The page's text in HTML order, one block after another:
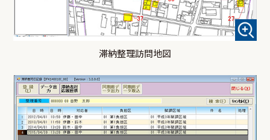
滞納整理訪問地図